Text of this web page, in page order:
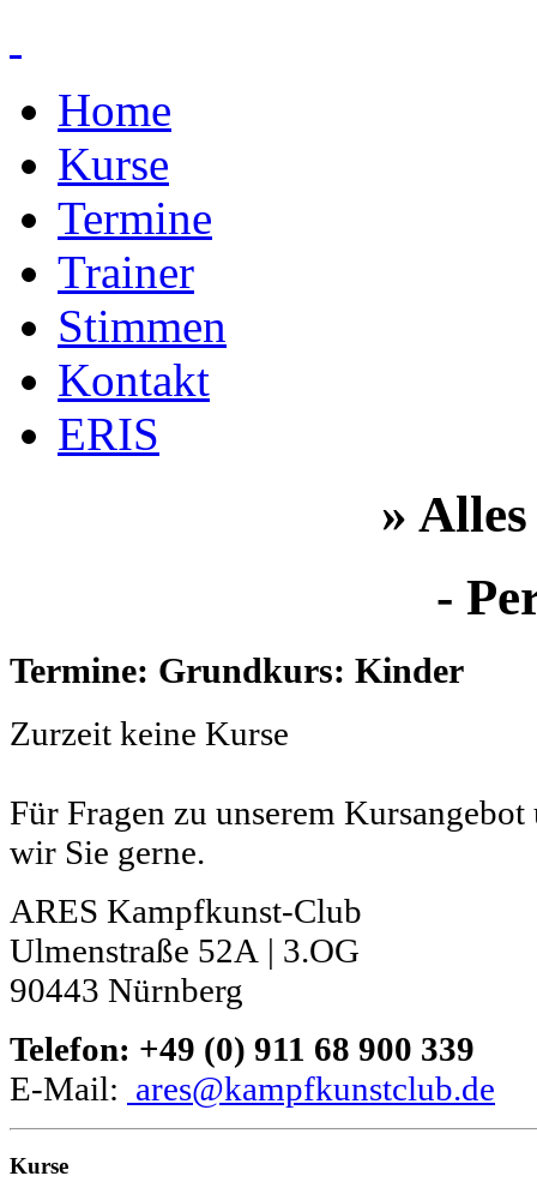
Home
Kurse
Termine
Trainer
Stimmen
Kontakt
ERIS
»
-
Termine: Grundkurs: Kinder
Zurzeit keine Kurse
Für Fragen zu unserem
wir Sie gerne.
ARES Kampfkunst-Club
Ulmenstraße 52A | 3.OG
90443 Nürnberg
Telefon: +49 (0) 911 68 900 339
E-Mail: ares@kampfkunstclub.de
Kurse